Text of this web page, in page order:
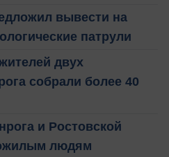
вывести на
патрули
двух
собрали более 40
и Ростовской
людям